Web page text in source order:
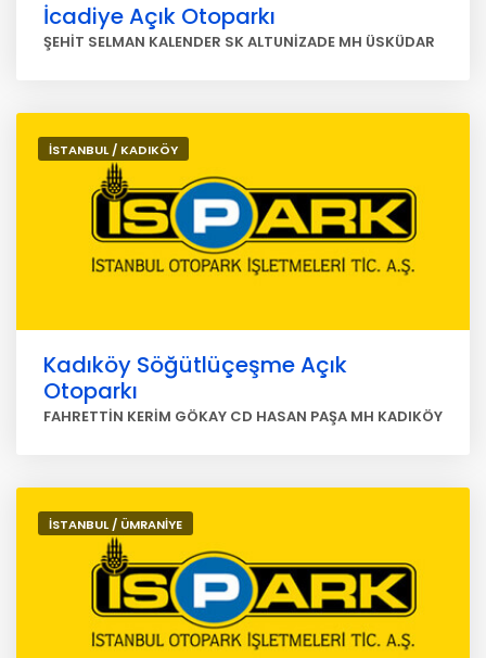
İcadiye Açık Otoparkı
ŞEHİT SELMAN KALENDER SK ALTUNİZADE MH ÜSKÜDAR
İSTANBUL / KADIKÖY
Kadıköy Söğütlüçeşme Açık
Otoparkı
FAHRETTİN KERİM GÖKAY CD HASAN PAŞA MH KADIKÖY
İSTANBUL / ÜMRANİYE